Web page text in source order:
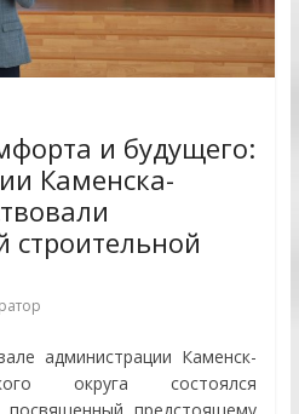
и будущего:
Каменска-
строительной
администрации Каменск-
округа состоялся
предстоящему